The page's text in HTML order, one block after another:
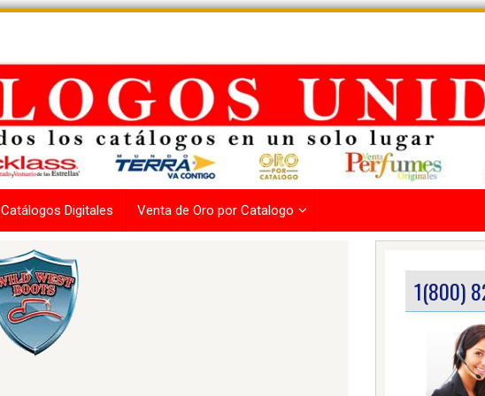
Catálogos Digitales Venta de Oro por Catalogo
1(800)